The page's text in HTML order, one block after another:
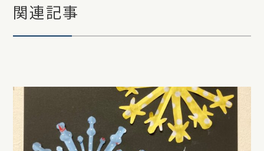
関連記事